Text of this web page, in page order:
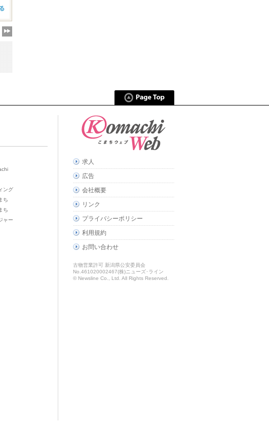
ング
ち
ち
ャー
求人
広告
会社概要
リンク
プライバシーポリシー
利用規約
お問い合わせ
古物営業許可 新潟県公安委員会
No.461020002467(株)ニューズ･ライン
© Newsline Co., Ltd. All Rights Reserved.